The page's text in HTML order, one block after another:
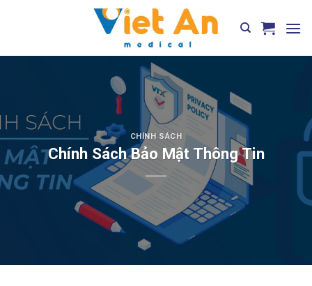
CHÍNH SÁCH
Chính Sách Bảo Mật Thông Tin